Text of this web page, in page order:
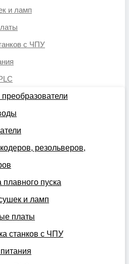
и ламп
с ЧПУ
резольверов,
плавного пуска
и ламп
платы
станков с ЧПУ